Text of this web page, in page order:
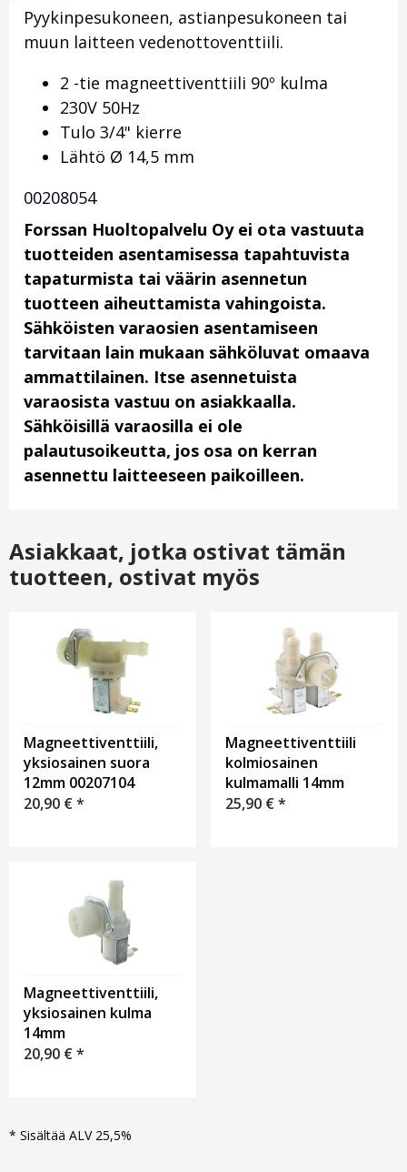
Pyykinpesukoneen, astianpesukoneen tai
muun laitteen vedenottoventtiili.
2 -tie magneettiventtiili 90º kulma
230V 50Hz
Tulo 3/4" kierre
Lähtö Ø 14,5 mm
00208054
Forssan Huoltopalvelu Oy ei ota vastuuta
tuotteiden asentamisessa tapahtuvista
tapaturmista tai väärin asennetun
tuotteen aiheuttamista vahingoista.
Sähköisten varaosien asentamiseen
tarvitaan lain mukaan sähköluvat omaava
ammattilainen. Itse asennetuista
varaosista vastuu on asiakkaalla.
Sähköisillä varaosilla ei ole
palautusoikeutta, jos osa on kerran
asennettu laitteeseen paikoilleen.
Asiakkaat, jotka ostivat tämän
tuotteen, ostivat myös
Magneettiventtiili,
yksiosainen suora
12mm 00207104
20,90 €*
Magneettiventtiili
kolmiosainen
kulmamalli 14mm
25,90 €*
Magneettiventtiili,
yksiosainen kulma
14mm
20,90 €*
* Sisältää ALV 25,5%